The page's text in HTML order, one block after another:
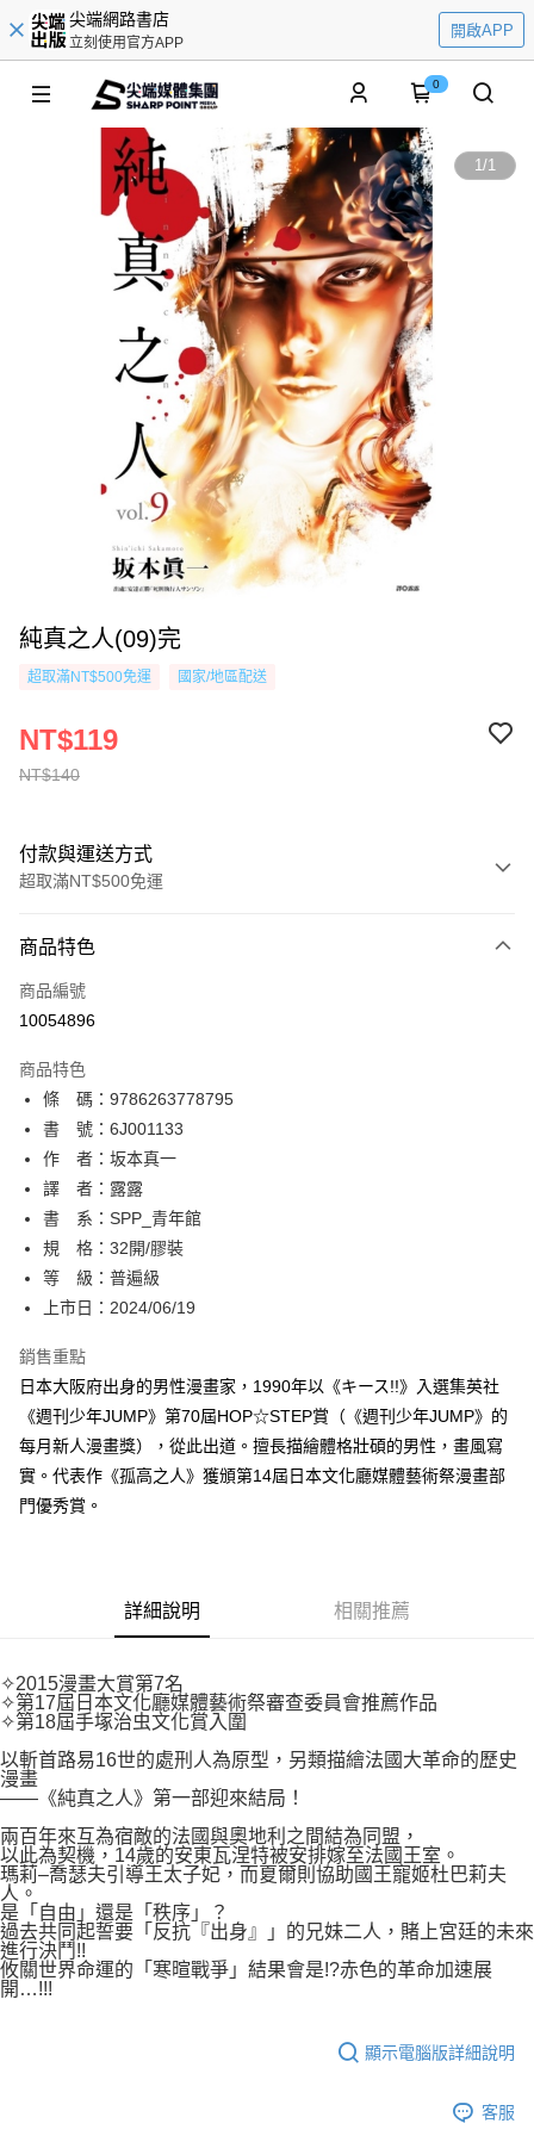
尖端網路書店
立刻使用官方APP
開啟APP
0
1/1
純真之人(09)完
超取滿NT$500免運 國家/地區配送
NT$140
NT$119
付款與運送方式
超取滿NT$500免運
信用卡一次付款
超商取貨付款
相關說明
【關於「AFTEE先享後付」】
AFTEE先享後付是「在收到商品之後才付款」的支付方式。 讓您購物簡單
便利好安心！
１．簡單：不需註冊會員、不需綁卡、不需儲值。
２．便利：只要手機號碼，簡訊認證，即可結帳。
３．安心：先確認商品／服務後，再付款。
【「AFTEE先享後付」結帳流程】
１．於結帳方式選擇「AFTEE先享後付」後，將跳轉至「AFTEE先享後付」
結帳頁面，進行簡訊認證並確認金額後，即可完成結帳。
２．訂單成立數日內，您將收到繳費通知簡訊。
ATM／網路銀行／等多元方式進行付款，方視為交易完成。
※ 請注意：結帳手續完成當下不需立刻繳費，但若您需要取消訂單，請聯絡
購買商品的店家。未經商家同意取消之訂單仍視為有效，需透過AFTEE先享
後付繳納相關費用。
※ 交易是否成功請以「AFTEE先享後付 」之結帳頁面顯示為準，若有關於
是否繳費成功／繳費後需取消欲退款等相關疑問，請聯繫「AFTEE先享後付
權轉讓予恩沛科技股份有限公司。
２．關於個人資料處理事宜，請瀏覽以下網址：
https://aftee.tw/terms/#terms3
「AFTEE先享後付」，若未經同意申辦者引起之損失，本公司不負相關責
任。
４．使用「AFTEE先享後付」時，將依據個別帳號之用戶狀況，依本公司即
時審查核予不同之上限額度；若仍有額度不足之情形，本公司將視審查結果
請求用戶進行身份認證。
５．嚴禁一人註冊多個帳號或使用他人資訊註冊。若發現惡意使用之情形，
ATM付款
運送方式
全家取貨付款
每筆NT$80，滿NT$500(含以上)免運費
付款後全家取貨
每筆NT$80，滿NT$500(含以上)免運費
付款後萊爾富取貨
每筆NT$80，滿NT$500(含以上)免運費
付款後7-11取貨
每筆NT$80，滿NT$500(含以上)免運費
宅配
每筆NT$100，滿NT$800(含以上)免運費
國家/地區配送 查看運費
商品特色
商品編號
10054896
商品特色
條 碼：9786263778795
書 號：6J001133
作 者：坂本真一
譯 者：露露
書 系：SPP_青年館
規 格：32開/膠裝
等 級：普遍級
上市日：2024/06/19
銷售重點
日本大阪府出身的男性漫畫家，1990年以《キース!!》入選集英社
《週刊少年JUMP》第70屆HOP☆STEP賞（《週刊少年JUMP》的
每月新人漫畫獎），從此出道。擅長描繪體格壯碩的男性，畫風寫
實。代表作《孤高之人》獲頒第14屆日本文化廳媒體藝術祭漫畫部
門優秀賞。
詳細說明 相關推薦
✧2015漫畫大賞第7名
✧第17屆日本文化廳媒體藝術祭審查委員會推薦作品
✧第18屆手塚治虫文化賞入圍
以斬首路易16世的處刑人為原型，另類描繪法國大革命的歷史
漫畫
——《純真之人》第一部迎來結局！
兩百年來互為宿敵的法國與奧地利之間結為同盟，
以此為契機，14歲的安東瓦涅特被安排嫁至法國王室。
瑪莉–喬瑟夫引導王太子妃，而夏爾則協助國王寵姬杜巴莉夫
人。
是「自由」還是「秩序」？
過去共同起誓要「反抗『出身』」的兄妹二人，賭上宮廷的未來
進行決鬥!!
攸關世界命運的「寒暄戰爭」結果會是!?赤色的革命加速展
開…!!!
顯示電腦版詳細說明
客服